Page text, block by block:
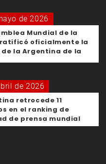
de 2026
Mundial de la
oficialmente la
la Argentina de la
de 2026
retrocede 11
en el ranking de
de prensa mundial